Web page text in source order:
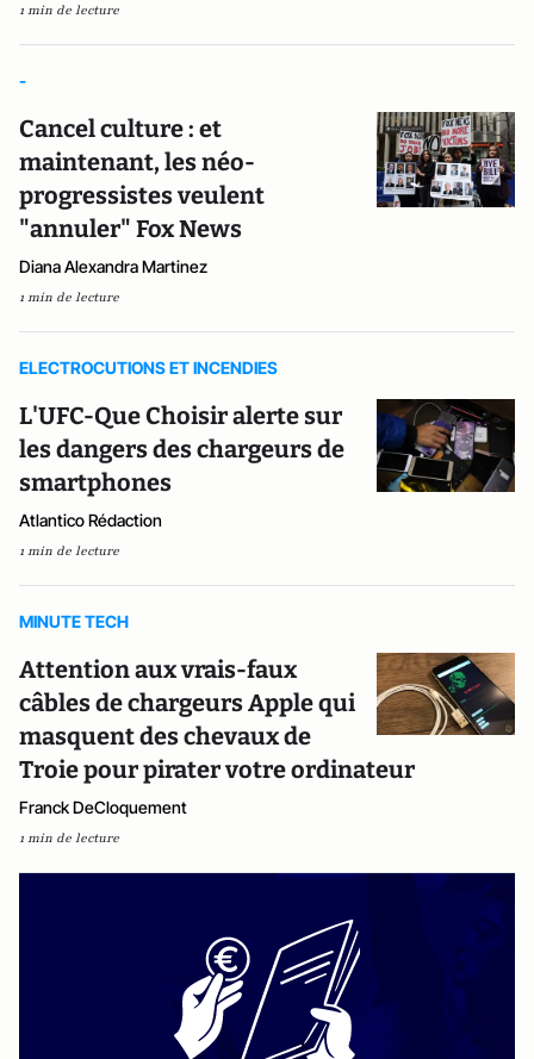
1 min de lecture
-
Cancel culture : et
maintenant, les néo-
progressistes veulent
"annuler" Fox News
Diana Alexandra Martinez
1 min de lecture
ELECTROCUTIONS ET INCENDIES
L'UFC-Que Choisir alerte sur
les dangers des chargeurs de
smartphones
Atlantico Rédaction
1 min de lecture
MINUTE TECH
Attention aux vrais-faux
câbles de chargeurs Apple qui
masquent des chevaux de
Troie pour pirater votre ordinateur
Franck DeCloquement
1 min de lecture